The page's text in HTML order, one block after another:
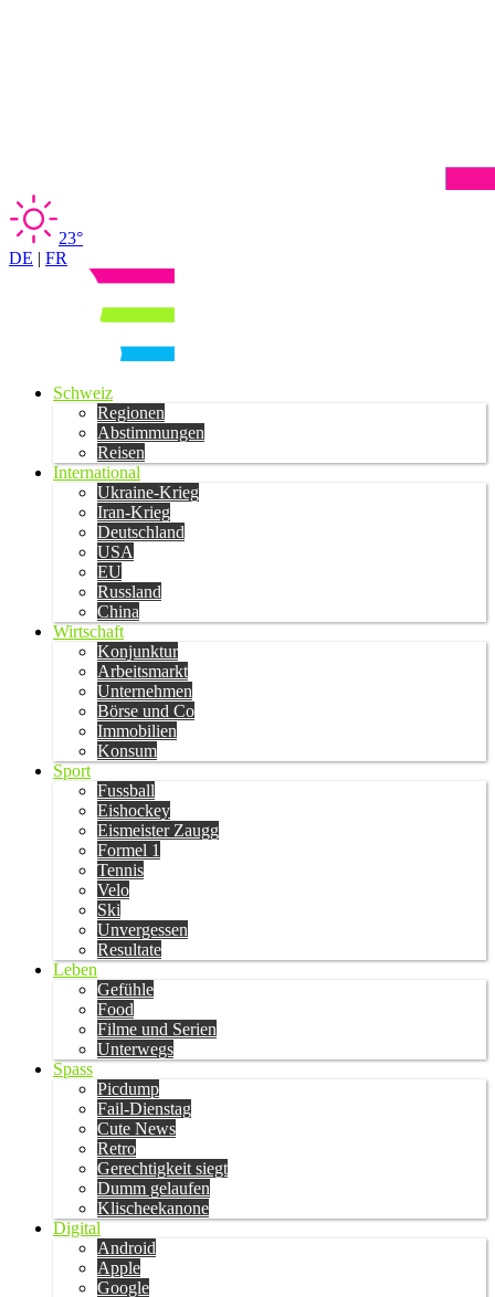
23°
DE | FR
Schweiz
Regionen
Abstimmungen
Reisen
International
Ukraine-Krieg
Iran-Krieg
Deutschland
USA
EU
Russland
China
Wirtschaft
Konjunktur
Arbeitsmarkt
Unternehmen
Börse und Co
Immobilien
Konsum
Sport
Fussball
Eishockey
Eismeister Zaugg
Formel 1
Tennis
Velo
Ski
Unvergessen
Resultate
Leben
Gefühle
Food
Filme und Serien
Unterwegs
Spass
Picdump
Fail-Dienstag
Cute News
Retro
Gerechtigkeit siegt
Dumm gelaufen
Klischeekanone
Digital
Android
Apple
Google